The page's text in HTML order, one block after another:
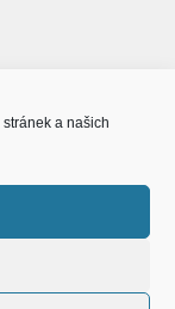
a našich